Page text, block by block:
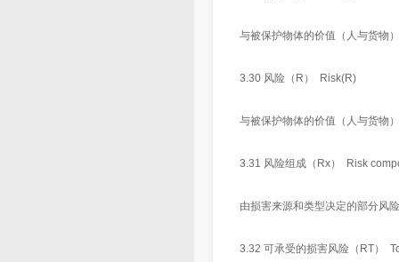
与被保护物体的价值（人与货物
3.30 风险（R） Risk(R)
与被保护物体的价值（人与货物
3.31 风险组成（Rx） Risk
由损害来源和类型决定的部分风
3.32 可承受的损害风险（RT）